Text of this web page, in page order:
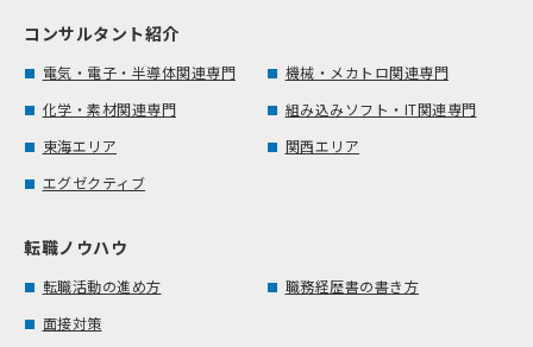
コンサルタント紹介
電気・電子・半導体関連専門
機械・メカトロ関連専門
化学・素材関連専門
組み込みソフト・IT関連専門
東海エリア
関西エリア
エグゼクティブ
転職ノウハウ
転職活動の進め方
職務経歴書の書き方
面接対策